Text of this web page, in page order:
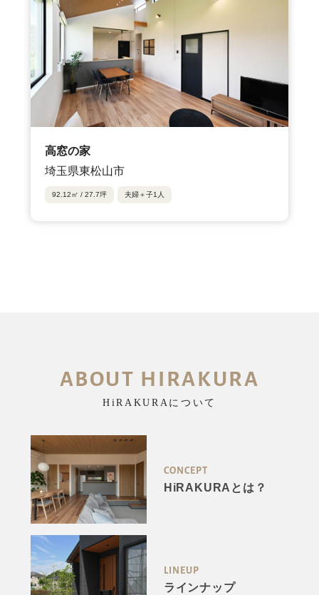
高窓の家
埼玉県東松山市
92.12㎡ / 27.7坪 夫婦＋子1人
ABOUT HIRAKURA
HiRAKURAについて
CONCEPT
HiRAKURAとは？
LINEUP
ラインナップ